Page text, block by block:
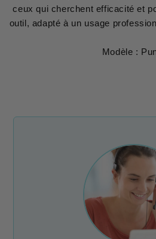
ceux qui cherchent efficacité et
outil, adapté à un usage
Modèle :